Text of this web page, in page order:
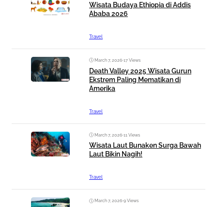
Wisata Budaya Ethiopia di Addis
Ababa 2026
Travel
March 7, 2026•17 Views
Death Valley 2025 Wisata Gurun
Ekstrem Paling Mematikan di
Amerika
Travel
March 7, 2026•11 Views
Wisata Laut Bunaken Surga Bawah
Laut Bikin Nagih!
Travel
March 7, 2026•9 Views